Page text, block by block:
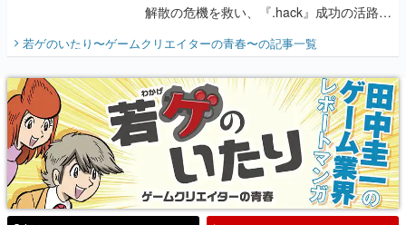
解散の危機を救い、『.hack』成功の活路を
『少年ジャンプ』色だった【若ゲのいた
り】
若ゲのいたり〜ゲームクリエイターの青春〜の記事一覧